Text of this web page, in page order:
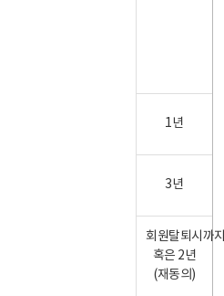
1년
3년
회원탈퇴시까
혹은 2년
(재동의)